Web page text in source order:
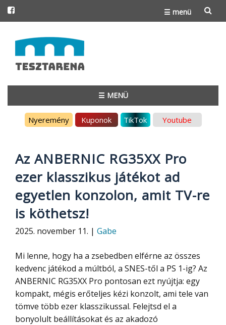
☰ menü
to
content
☰ MENÜ
Nyeremény Kuponok TikTok Youtube
Az ANBERNIC RG35XX Pro
ezer klasszikus játékot ad
egyetlen konzolon, amit TV-re
is köthetsz!
2025. november 11. | Gabe
Mi lenne, hogy ha a zsebedben elférne az összes
kedvenc játékod a múltból, a SNES-től a PS 1-ig? Az
ANBERNIC RG35XX Pro pontosan ezt nyújtja: egy
kompakt, mégis erőteljes kézi konzolt, ami tele van
tömve több ezer klasszikussal. Felejtsd el a
bonyolult beállításokat és az akadozó